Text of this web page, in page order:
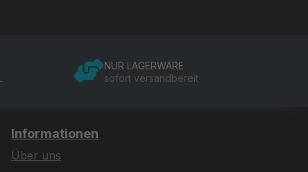
NUR LAGERWARE
sofort versandbereit
Informationen
Über uns